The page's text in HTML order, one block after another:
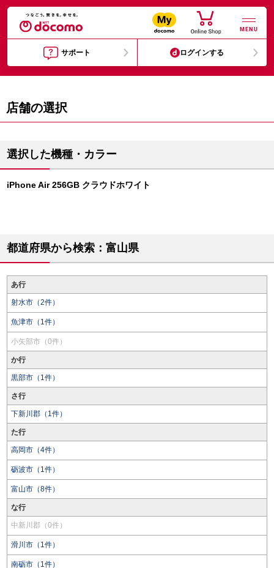
MENU
サポート ログインする
店舗の選択
選択した機種・カラー
iPhone Air 256GB クラウドホワイト
都道府県から検索：富山県
あ行
射水市（2件）
魚津市（1件）
小矢部市（0件）
か行
黒部市（1件）
さ行
下新川郡（1件）
た行
高岡市（4件）
砺波市（1件）
富山市（8件）
な行
中新川郡（0件）
滑川市（1件）
南砺市（1件）